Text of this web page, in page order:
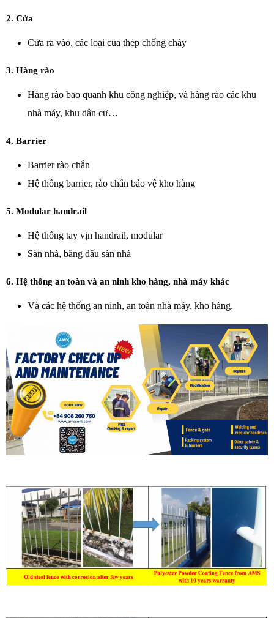
2. Cửa
Cửa ra vào, các loại của thép chống cháy
3. Hàng rào
Hàng rào bao quanh khu công nghiệp, và hàng rào các khu
nhà máy, khu dân cư…
4. Barrier
Barrier rào chắn
Hệ thống barrier, rào chắn bảo vệ kho hàng
5. Modular handrail
Hệ thống tay vịn handrail, modular
Sàn nhà, băng dấu sàn nhà
6. Hệ thống an toàn và an ninh kho hàng, nhà máy khác
Và các hệ thống an ninh, an toàn nhà máy, kho hàng.